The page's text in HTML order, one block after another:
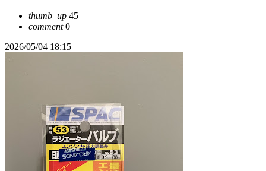
thumb_up 45
comment0
2026/05/04 18:15